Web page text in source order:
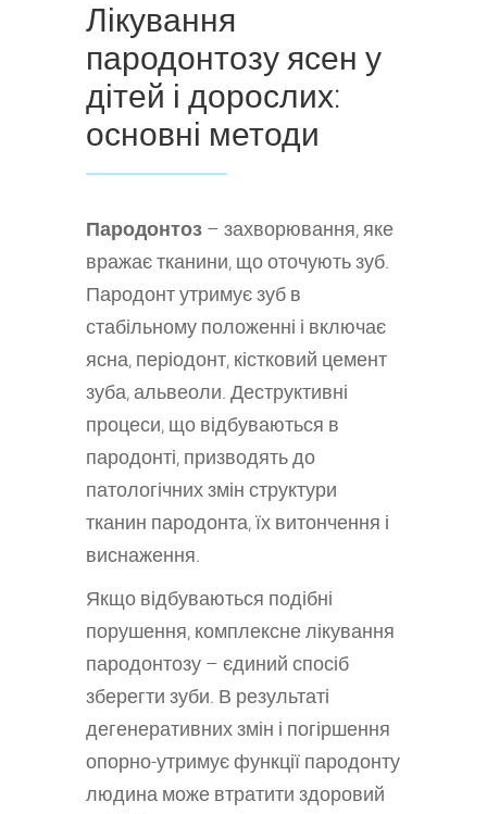
Лікування
пародонтозу ясен у
дітей і дорослих:
основні методи
Пародонтоз – захворювання, яке
вражає тканини, що оточують зуб.
Пародонт утримує зуб в
стабільному положенні і включає
ясна, періодонт, кістковий цемент
зуба, альвеоли. Деструктивні
процеси, що відбуваються в
пародонті, призводять до
патологічних змін структури
тканин пародонта, їх витончення і
виснаження.
Якщо відбуваються подібні
порушення, комплексне лікування
пародонтозу – єдиний спосіб
зберегти зуби. В результаті
дегенеративних змін і погіршення
опорно-утримує функції пародонту
людина може втратити здоровий